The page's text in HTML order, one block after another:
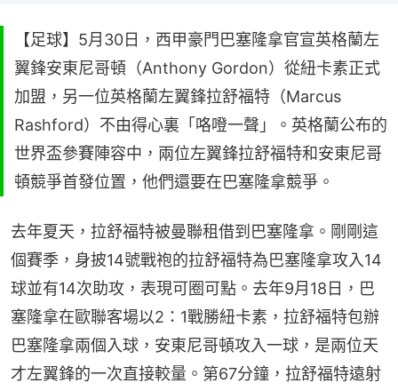
【足球】5月30日，西甲豪門巴塞隆拿官宣英格蘭左
翼鋒安東尼哥頓（Anthony Gordon）從紐卡素正式
加盟，另一位英格蘭左翼鋒拉舒福特（Marcus
Rashford）不由得心裏「咯噔一聲」。英格蘭公布的
世界盃參賽陣容中，兩位左翼鋒拉舒福特和安東尼哥
頓競爭首發位置，他們還要在巴塞隆拿競爭。
去年夏天，拉舒福特被曼聯租借到巴塞隆拿。剛剛這
個賽季，身披14號戰袍的拉舒福特為巴塞隆拿攻入14
球並有14次助攻，表現可圈可點。去年9月18日，巴
塞隆拿在歐聯客場以2：1戰勝紐卡素，拉舒福特包辦
巴塞隆拿兩個入球，安東尼哥頓攻入一球，是兩位天
才左翼鋒的一次直接較量。第67分鐘，拉舒福特遠射